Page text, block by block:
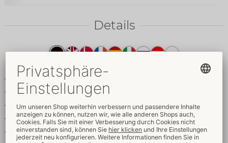
Details
Produkttext
Betonende transparente Netz-Pants
Mit Details im stylischen Mattlook
Druckknopfleiste im blickdichten Beutel
Verstellbare Schenkelriemen
Dekorative Druckknöpfe